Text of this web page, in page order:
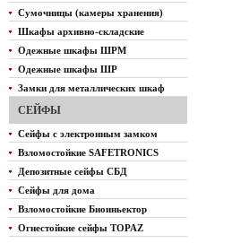
Сумочницы (камеры хранения)
Шкафы архивно-складские
Одежные шкафы ШРМ
Одежные шкафы ШР
Замки для металлических шкаф
СЕЙФЫ
Сейфы с электронным замком
Взломостойкие SAFETRONICS
Депозитные сейфы СБД
Сейфы для дома
Взломостойкие Биоиньектор
Огнестойкие сейфы TOPAZ